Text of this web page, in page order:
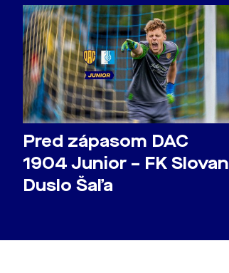
Pred zápasom DAC
1904 Junior – FK Slovan
Duslo Šaľa